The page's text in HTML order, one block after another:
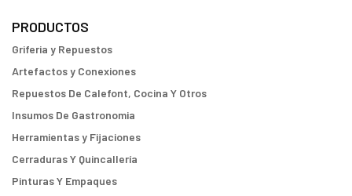
PRODUCTOS
Griferia y Repuestos
Artefactos y Conexiones
Repuestos De Calefont, Cocina Y Otros
Insumos De Gastronomia
Herramientas y Fijaciones
Cerraduras Y Quincallería
Pinturas Y Empaques